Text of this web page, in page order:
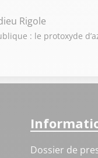
Rigole
: le protoxyde
Dossier de